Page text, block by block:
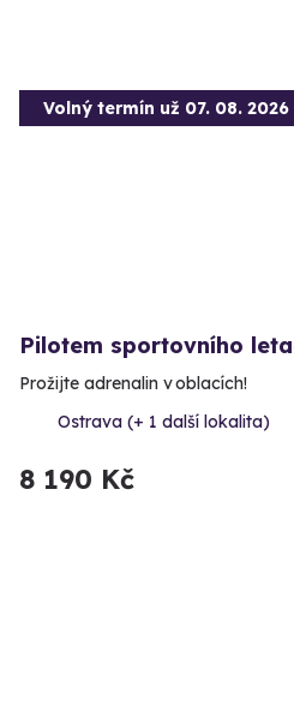
Volný termín už 07. 08. 2026
Pilotem sportovního
Prožijte adrenalin v oblacích!
Ostrava (+ 1 další lokalita)
8 190 Kč